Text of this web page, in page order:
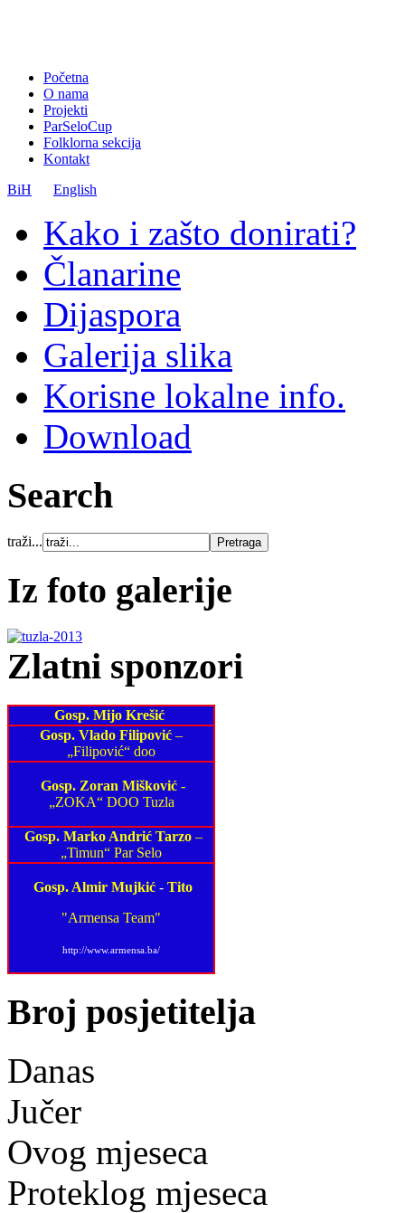
Početna
O nama
Projekti
ParSeloCup
Folklorna sekcija
Kontakt
BiH
English
Kako i zašto donirati?
Članarine
Dijaspora
Galerija slika
Korisne lokalne info.
Download
Search
traži...
Iz foto galerije
Zlatni sponzori
Gosp. Mijo Krešić
Gosp. Vlado Filipović –
„Filipović“ doo
Gosp. Zoran Mišković -
„ZOKA“ DOO Tuzla
Gosp. Marko Andrić Tarzo–
„Timun“ Par Selo
Gosp. Almir Mujkić - Tito
"Armensa Team"
http://www.armensa.ba/
Broj posjetitelja
Danas
Jučer
Ovog mjeseca
Proteklog mjeseca